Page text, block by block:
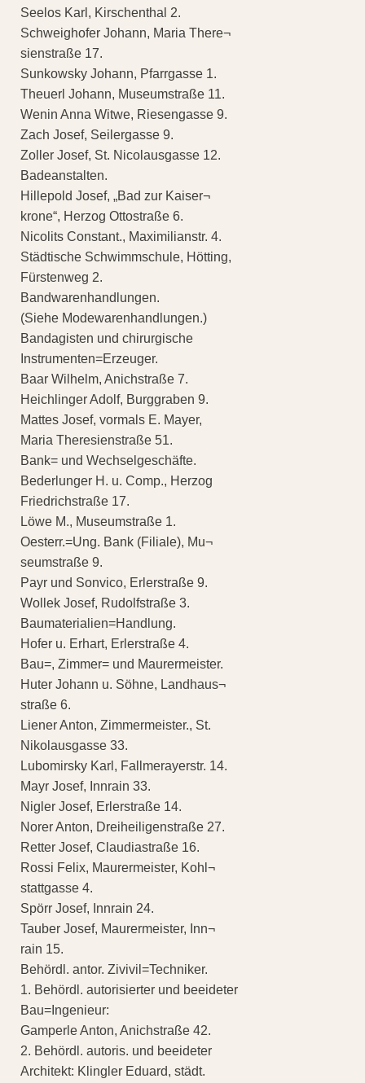
Seelos Karl, Kirschenthal 2.
Schweighofer Johann, Maria There¬
sienstraße 17.
Sunkowsky Johann, Pfarrgasse 1.
Theuerl Johann, Museumstraße 11.
Wenin Anna Witwe, Riesengasse 9.
Zach Josef, Seilergasse 9.
Zoller Josef, St. Nicolausgasse 12.
Badeanstalten.
Hillepold Josef, „Bad zur Kaiser¬
krone“, Herzog Ottostraße 6.
Nicolits Constant., Maximilianstr. 4.
Städtische Schwimmschule, Hötting,
Fürstenweg 2.
Bandwarenhandlungen.
(Siehe Modewarenhandlungen.)
Bandagisten und chirurgische
Instrumenten=Erzeuger.
Baar Wilhelm, Anichstraße 7.
Heichlinger Adolf, Burggraben 9.
Mattes Josef, vormals E. Mayer,
Maria Theresienstraße 51.
Bank= und Wechselgeschäfte.
Bederlunger H. u. Comp., Herzog
Friedrichstraße 17.
Löwe M., Museumstraße 1.
Oesterr.=Ung. Bank (Filiale), Mu¬
seumstraße 9.
Payr und Sonvico, Erlerstraße 9.
Wollek Josef, Rudolfstraße 3.
Baumaterialien=Handlung.
Hofer u. Erhart, Erlerstraße 4.
Bau=, Zimmer= und Maurermeister.
Huter Johann u. Söhne, Landhaus¬
straße 6.
Liener Anton, Zimmermeister., St.
Nikolausgasse 33.
Lubomirsky Karl, Fallmerayerstr. 14.
Mayr Josef, Innrain 33.
Nigler Josef, Erlerstraße 14.
Norer Anton, Dreiheiligenstraße 27.
Retter Josef, Claudiastraße 16.
Rossi Felix, Maurermeister, Kohl¬
stattgasse 4.
Spörr Josef, Innrain 24.
Tauber Josef, Maurermeister, Inn¬
rain 15.
Behördl. antor. Zivivil=Techniker.
1. Behördl. autorisierter und beeideter
Bau=Ingenieur:
Gamperle Anton, Anichstraße 42.
2. Behördl. autoris. und beeideter
Architekt: Klingler Eduard, städt.